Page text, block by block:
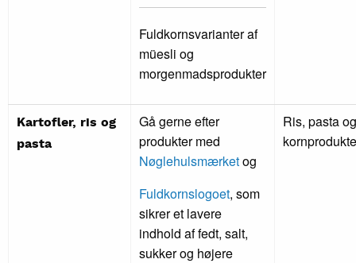
Fuldkornsvarianter af
müesli og
morgenmadsprodukter
Kartofler, ris og
pasta
Gå gerne efter
produkter med
Nøglehulsmærketog
Fuldkornslogoet, som
sikrer et lavere
indhold af fedt, salt,
sukker og højere
Ris, pasta